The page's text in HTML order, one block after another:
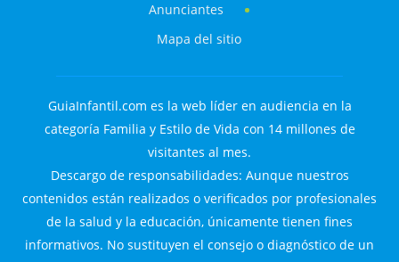
Anunciantes
Mapa del sitio
GuiaInfantil.com es la web líder en audiencia en la
categoría Familia y Estilo de Vida con 14 millones de
visitantes al mes.
Descargo de responsabilidades: Aunque nuestros
contenidos están realizados o verificados por profesionales
de la salud y la educación, únicamente tienen fines
informativos. No sustituyen el consejo o diagnóstico de un